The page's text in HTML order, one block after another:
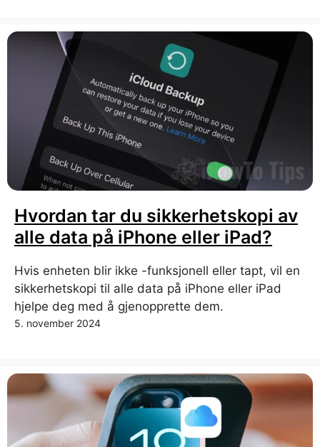
Hvordan tar du sikkerhetskopi av
alle data på iPhone eller iPad?
Hvis enheten blir ikke -funksjonell eller tapt, vil en
sikkerhetskopi til alle data på iPhone eller iPad
hjelpe deg med å gjenopprette dem.
5. november 2024